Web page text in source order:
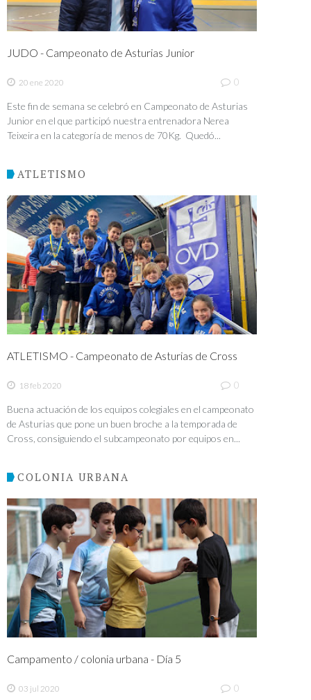
JUDO - Campeonato de Asturias Junior
20 ene 2020 0
Este fin de semana se celebró en Campeonato de Asturias
Junior en el que participó nuestra entrenadora Nerea
Teixeira en la categoría de menos de 70Kg. Quedó...
ATLETISMO
ATLETISMO - Campeonato de Asturias de Cross
18 feb 2020 0
Buena actuación de los equipos colegiales en el campeonato
de Asturias que pone un buen broche a la temporada de
Cross, consiguiendo el subcampeonato por equipos en...
COLONIA URBANA
Campamento / colonia urbana - Día 5
03 jul 2020 0